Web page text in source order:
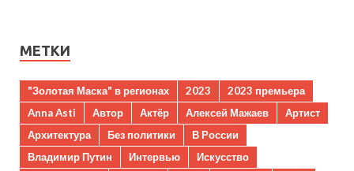
МЕТКИ
"Золотая Маска" в регионах 2023
2023 премьера
Anna Asti
Автор Актёр Алексей Мажаев
Артист
Архитектура
Без политики
В России
Владимир Путин
Интервью
Искусство